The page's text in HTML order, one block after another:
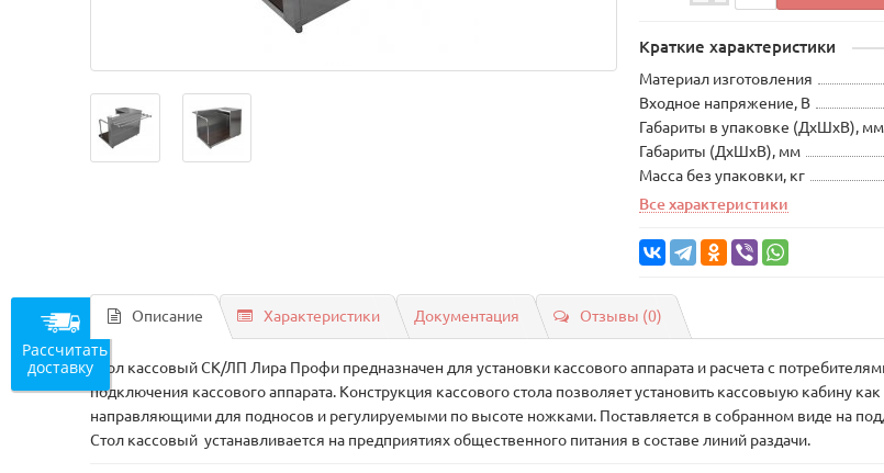
Краткие характеристики
Материал изготовления
Входное напряжение, В
Габариты в упаковке (ДхШхВ),
Габариты (ДхШхВ), мм
Масса без упаковки, кг
Все характеристики
Описание Характеристики Документация Отзывы (0)
Стол кассовый СК/ЛП Лира Профи предназначен для установки кассового аппарата и расчета с
подключения кассового аппарата. Конструкция кассового стола позволяет установить кассовыую кабину
направляющими для подносов и регулируемыми по высоте ножками. Поставляется в собранном виде на
Стол кассовый устанавливается на предприятиях общественного питания в составе линий раздачи.
Рассчитать
доставку